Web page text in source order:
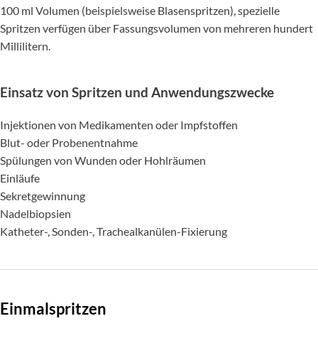
100 ml Volumen (beispielsweise Blasenspritzen), spezielle
Spritzen verfügen über Fassungsvolumen von mehreren hundert
Millilitern.
Einsatz von Spritzen und Anwendungszwecke
Injektionen von Medikamenten oder Impfstoffen
Blut- oder Probenentnahme
Spülungen von Wunden oder Hohlräumen
Einläufe
Sekretgewinnung
Nadelbiopsien
Katheter-, Sonden-, Trachealkanülen-Fixierung
Einmalspritzen